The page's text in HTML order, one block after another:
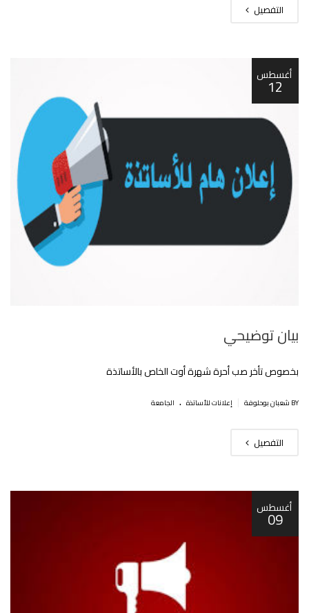
التفصيل
أغسطس
12
بيان توضيحي
بخصوص تأخر صب أحرة شهرة أوت الخاص بالأساتذة
BY شعبان بوحلوفة إعلانات للأساتذة . الجامعة
التفصيل
أغسطس
09